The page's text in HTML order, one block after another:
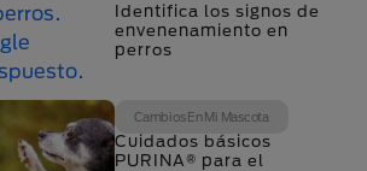
Identifica los signos de
envenenamiento en
perros
Cambios En Mi Mascota
Cuidados básicos
PURINA® para el